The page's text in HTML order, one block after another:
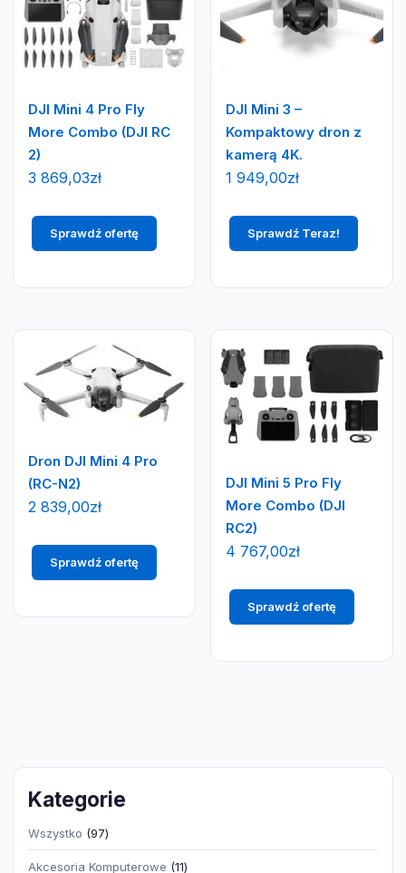
DJI Mini 4 Pro Fly
More Combo (DJI RC
2)
3 869,03zł
Sprawdź ofertę
DJI Mini 3 –
Kompaktowy dron z
kamerą 4K.
1 949,00zł
Sprawdź Teraz!
Dron DJI Mini 4 Pro
(RC-N2)
2 839,00zł
Sprawdź ofertę
DJI Mini 5 Pro Fly
More Combo (DJI
RC2)
4 767,00zł
Sprawdź ofertę
Kategorie
Wszystko 9797
produktów
Akcesoria Komputerowe
1111